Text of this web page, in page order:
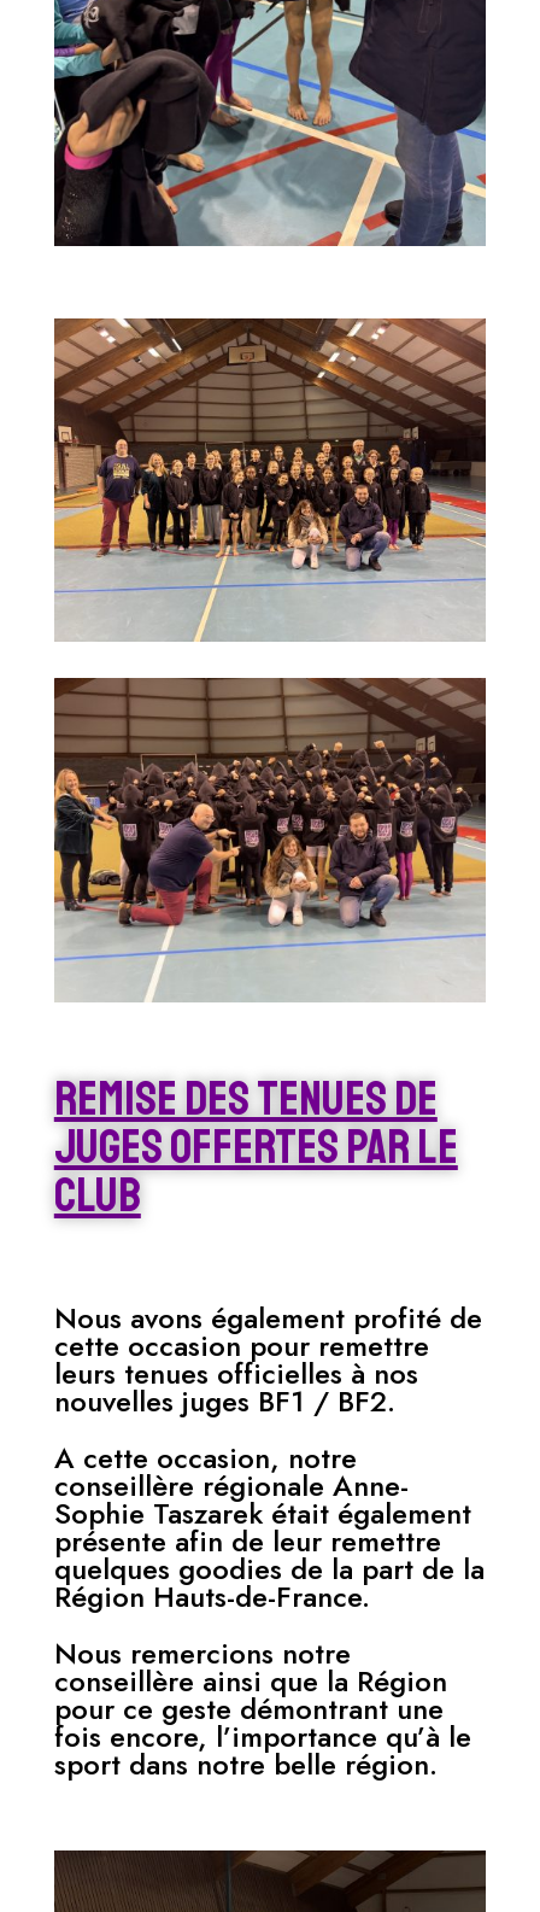
remise des tenues de
juges offertes par le
club
Nous avons également profité de
cette occasion pour remettre
leurs tenues officielles à nos
nouvelles juges BF1 / BF2.
A cette occasion, notre
conseillère régionale Anne-
Sophie Taszarek était également
présente afin de leur remettre
quelques goodies de la part de la
Région Hauts-de-France.
Nous remercions notre
conseillère ainsi que la Région
pour ce geste démontrant une
fois encore, l’importance qu’à le
sport dans notre belle région.